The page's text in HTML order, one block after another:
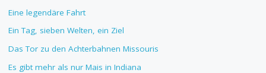
Eine legendäre Fahrt
Ein Tag, sieben Welten, ein Ziel
Das Tor zu den Achterbahnen Missouris
Es gibt mehr als nur Mais in Indiana